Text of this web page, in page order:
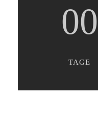
00
TAGE